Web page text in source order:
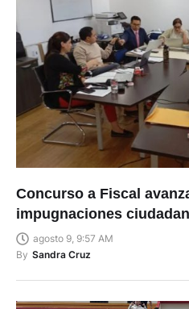
Concurso a Fiscal
impugnaciones
agosto 9, 9:57 AM
By Sandra Cruz